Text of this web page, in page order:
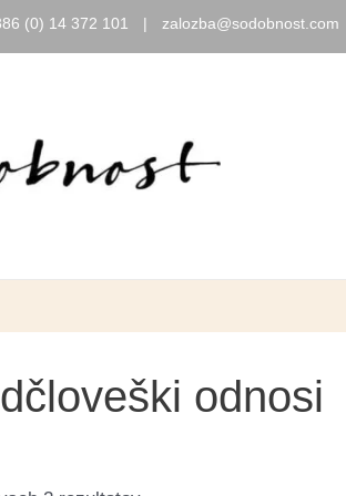
(0) 14 372 101 | zalozba@sodobnost.com
odnosi